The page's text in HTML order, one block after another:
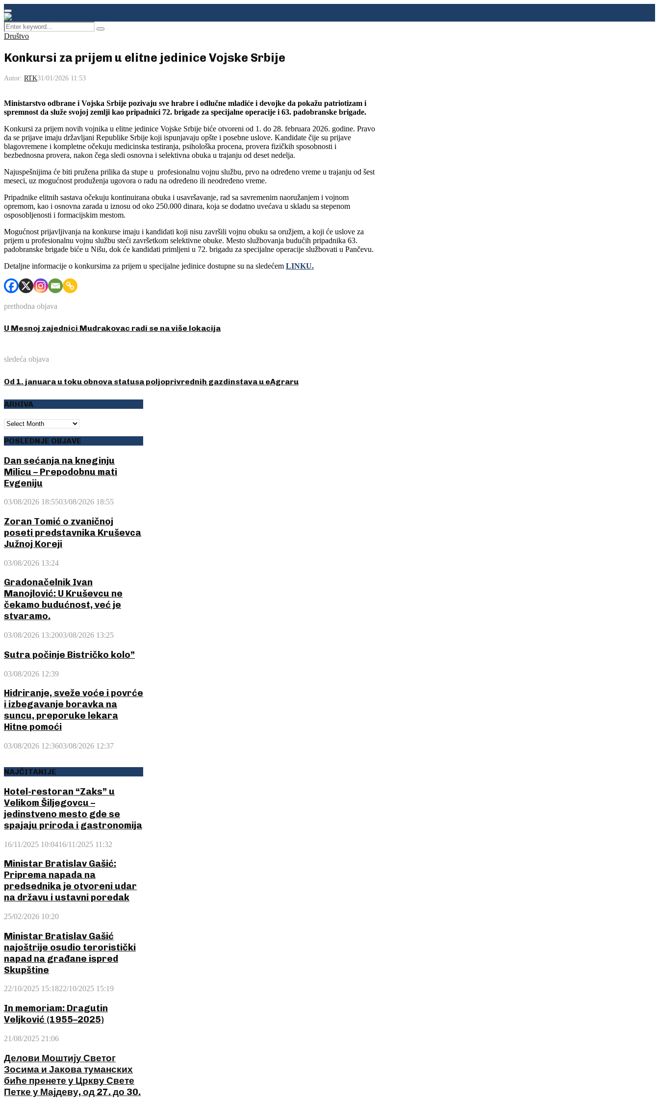
Facebook
Instagram
Youtube
Primary
Menu
Search
for:
Pretraga
Društvo
Konkursi za prijem u elitne jedinice Vojske Srbije
Autor: RTK31/01/2026 11:53
Ministarstvo odbrane i Vojska Srbije pozivaju sve hrabre i odlučne mladiće i devojke da pokažu patriotizam i
spremnost da služe svojoj zemlji kao pripadnici 72. brigade za specijalne operacije i 63. padobranske brigade.
Konkursi za prijem novih vojnika u elitne jedinice Vojske Srbije biće otvoreni od 1. do 28. februara 2026. godine. Pravo
da se prijave imaju državljani Republike Srbije koji ispunjavaju opšte i posebne uslove. Kandidate čije su prijave
blagovremene i kompletne očekuju medicinska testiranja, psihološka procena, provera fizičkih sposobnosti i
bezbednosna provera, nakon čega sledi osnovna i selektivna obuka u trajanju od deset nedelja.
Najuspešnijima će biti pružena prilika da stupe u profesionalnu vojnu službu, prvo na određeno vreme u trajanju od šest
meseci, uz mogućnost produženja ugovora o radu na određeno ili neodređeno vreme.
Pripadnike elitnih sastava očekuju kontinuirana obuka i usavršavanje, rad sa savremenim naoružanjem i vojnom
opremom, kao i osnovna zarada u iznosu od oko 250.000 dinara, koja se dodatno uvećava u skladu sa stepenom
osposobljenosti i formacijskim mestom.
Mogućnost prijavljivanja na konkurse imaju i kandidati koji nisu završili vojnu obuku sa oružjem, a koji će uslove za
prijem u profesionalnu vojnu službu steći završetkom selektivne obuke. Mesto službovanja budućih pripadnika 63.
padobranske brigade biće u Nišu, dok će kandidati primljeni u 72. brigadu za specijalne operacije službovati u Pančevu.
Detaljne informacije o konkursima za prijem u specijalne jedinice dostupne su na sledećem LINKU.
prethodna objava
U Mesnoj zajednici Mudrakovac radi se na više lokacija
sledeća objava
Od 1. januara u toku obnova statusa poljoprivrednih gazdinstava u eAgraru
ARHIVA
ARHIVA
POSLEDNJE OBJAVE
Dan sećanja na kneginju
Milicu – Prepodobnu mati
Evgeniju
03/08/2026 18:5503/08/2026 18:55
Zoran Tomić o zvaničnoj
poseti predstavnika Kruševca
Južnoj Koreji
03/08/2026 13:24
Gradonačelnik Ivan
Manojlović: U Kruševcu ne
čekamo budućnost, već je
stvaramo.
03/08/2026 13:2003/08/2026 13:25
Sutra počinje Bistričko kolo”
03/08/2026 12:39
Hidriranje, sveže voće i povrće
i izbegavanje boravka na
suncu, preporuke lekara
Hitne pomoći
03/08/2026 12:3603/08/2026 12:37
NAJČITANIJE
Hotel-restoran “Zaks” u
Velikom Šiljegovcu –
jedinstveno mesto gde se
spajaju priroda i gastronomija
16/11/2025 10:0416/11/2025 11:32
Ministar Bratislav Gašić:
Priprema napada na
predsednika je otvoreni udar
na državu i ustavni poredak
25/02/2026 10:20
Ministar Bratislav Gašić
najoštrije osudio teroristički
napad na građane ispred
Skupštine
22/10/2025 15:1822/10/2025 15:19
In memoriam: Dragutin
Veljković (1955–2025)
21/08/2025 21:06
Делови Моштију Светог
Зосима и Јакова туманских
биће пренете у Цркву Свете
Петке у Мајдеву, од 27. до 30.